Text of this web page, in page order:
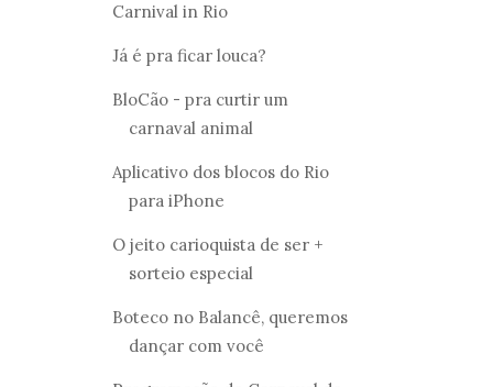
Carnival in Rio
Já é pra ficar louca?
BloCão - pra curtir um
carnaval animal
Aplicativo dos blocos do Rio
para iPhone
O jeito carioquista de ser +
sorteio especial
Boteco no Balancê, queremos
dançar com você